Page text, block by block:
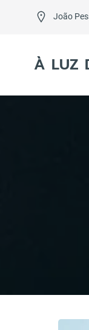
João
À LUZ